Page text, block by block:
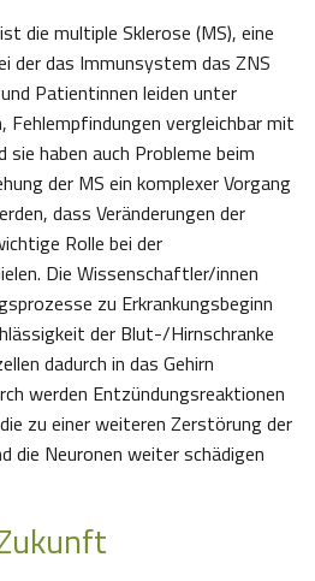
die multiple Sklerose (MS), eine
der das Immunsystem das ZNS
Patientinnen leiden unter
Fehlempfindungen vergleichbar mit
sie haben auch Probleme beim
der MS ein komplexer Vorgang
dass Veränderungen der
Rolle bei der
Die Wissenschaftler/innen
zu Erkrankungsbeginn
der Blut-/Hirnschranke
dadurch in das Gehirn
werden Entzündungsreaktionen
zu einer weiteren Zerstörung der
die Neuronen weiter schädigen